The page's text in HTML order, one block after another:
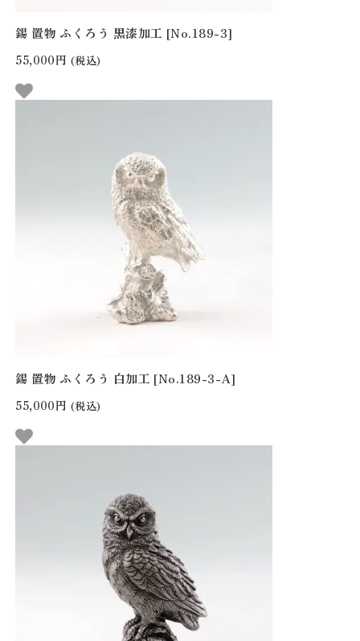
錫 置物 ふくろう 黒漆加工 [No.189-3]
55,000円 (税込)
錫 置物 ふくろう 白加工 [No.189-3-A]
55,000円 (税込)